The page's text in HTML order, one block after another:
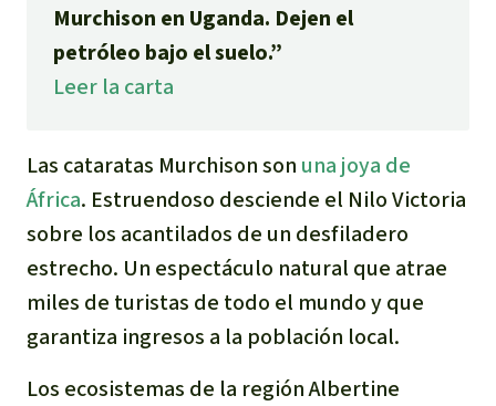
REDD
Granjas Industriales
Para niñas y niños
Defensoras y Defensores
Murchison en Uganda. Dejen el
petróleo bajo el suelo.”
Leer la carta
Las cataratas Murchison son una joya de
África. Estruendoso desciende el Nilo Victoria
sobre los acantilados de un desfiladero
estrecho. Un espectáculo natural que atrae
miles de turistas de todo el mundo y que
garantiza ingresos a la población local.
Los ecosistemas de la región Albertine